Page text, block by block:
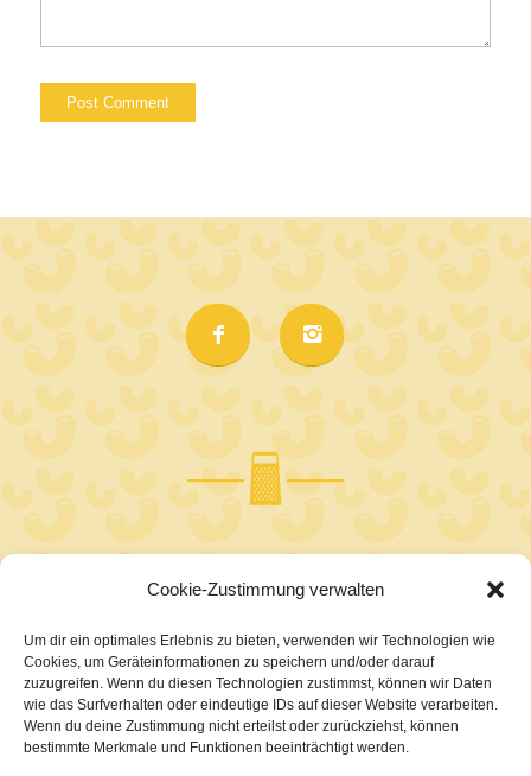
Cookie-Zustimmung verwalten
Um dir ein optimales Erlebnis zu bieten, verwenden wir Technologien wie
Cookies, um Geräteinformationen zu speichern und/oder darauf
zuzugreifen. Wenn du diesen Technologien zustimmst, können wir Daten
wie das Surfverhalten oder eindeutige IDs auf dieser Website verarbeiten.
Wenn du deine Zustimmung nicht erteilst oder zurückziehst, können
bestimmte Merkmale und Funktionen beeinträchtigt werden.
BLEIBE AUF DEM
(z.B. Hot News, Pics & Foodporn etc.)